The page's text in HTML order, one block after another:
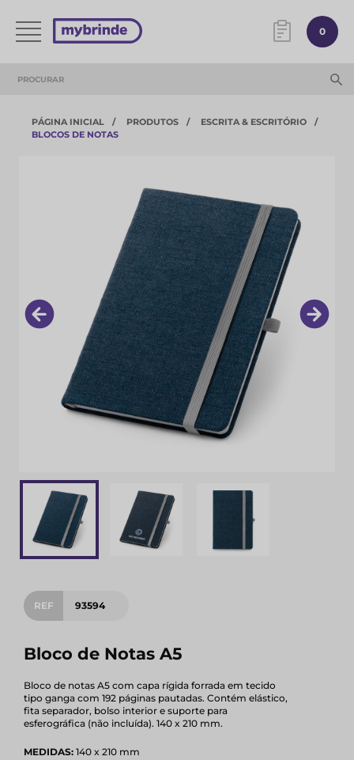
0
PÁGINA INICIAL PRODUTOS
ESCRITA & ESCRITÓRIO
BLOCOS DE NOTAS
REF 93594
Bloco de Notas A5
Bloco de notas A5 com capa rígida forrada em tecido
tipo ganga com 192 páginas pautadas. Contém elástico,
fita separador, bolso interior e suporte para
esferográfica (não incluída). 140 x 210 mm.
MEDIDAS: 140 x 210 mm